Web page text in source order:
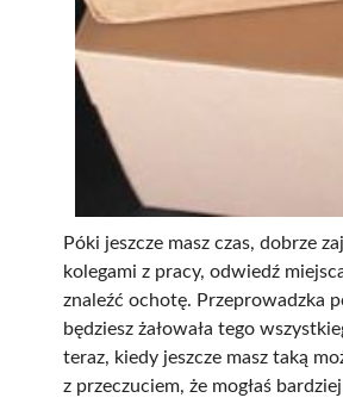
Póki jeszcze masz czas, dobrze
kolegami z pracy, odwiedź
znaleźć ochotę. Przeprowadzka
będziesz żałowała tego
teraz, kiedy jeszcze masz taką
z przeczuciem, że mogłaś